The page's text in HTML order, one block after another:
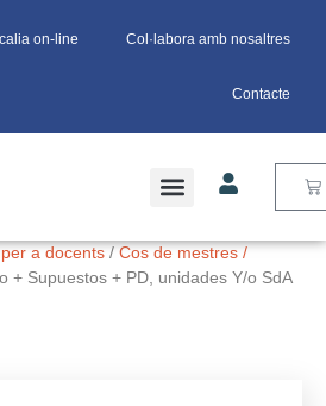
on-line Col·labora amb nosaltres
Contacte
a docents/Cos de mestres /
+ Supuestos + PD, unidades Y/o SdA